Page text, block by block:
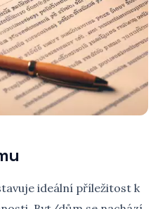
ideální příležitost k